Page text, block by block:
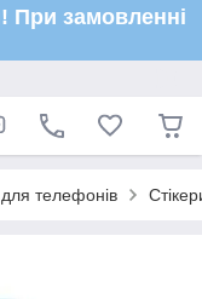
При замовленні
телефонів